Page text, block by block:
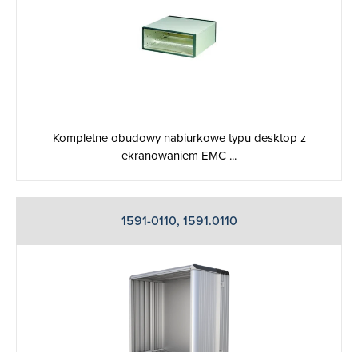
Kompletne obudowy nabiurkowe typu desktop z
ekranowaniem EMC ...
1591-0110, 1591.0110